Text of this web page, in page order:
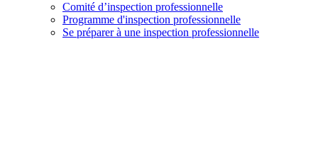
Comité d’inspection professionnelle
Programme d'inspection professionnelle
Se préparer à une inspection professionnelle